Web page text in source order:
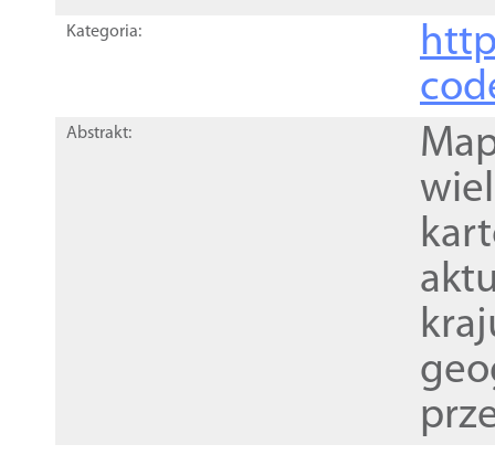
Kategoria:
Abstrakt: